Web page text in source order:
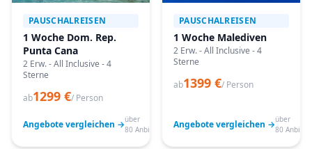
PAUSCHALREISEN
1 Woche Dom. Rep.
Punta Cana
2 Erw. - All Inclusive - 4
Sterne
ab1299 €/ Person
Angebote vergleichen →über
80 Anbieter
PAUSCHALREISEN
1 Woche Malediven
2 Erw. - All Inclusive - 4
Sterne
ab1399 €/ Person
Angebote vergleichen →über
80